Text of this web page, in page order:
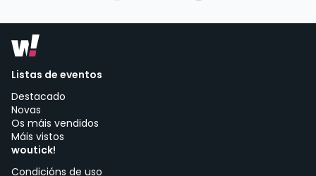
Listas de eventos
Destacado
Novas
Os máis vendidos
Máis vistos
woutick!
Condicións de uso